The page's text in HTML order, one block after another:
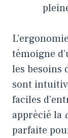
témoigne
les besoins
sont
faciles
apprécié la
parfaite